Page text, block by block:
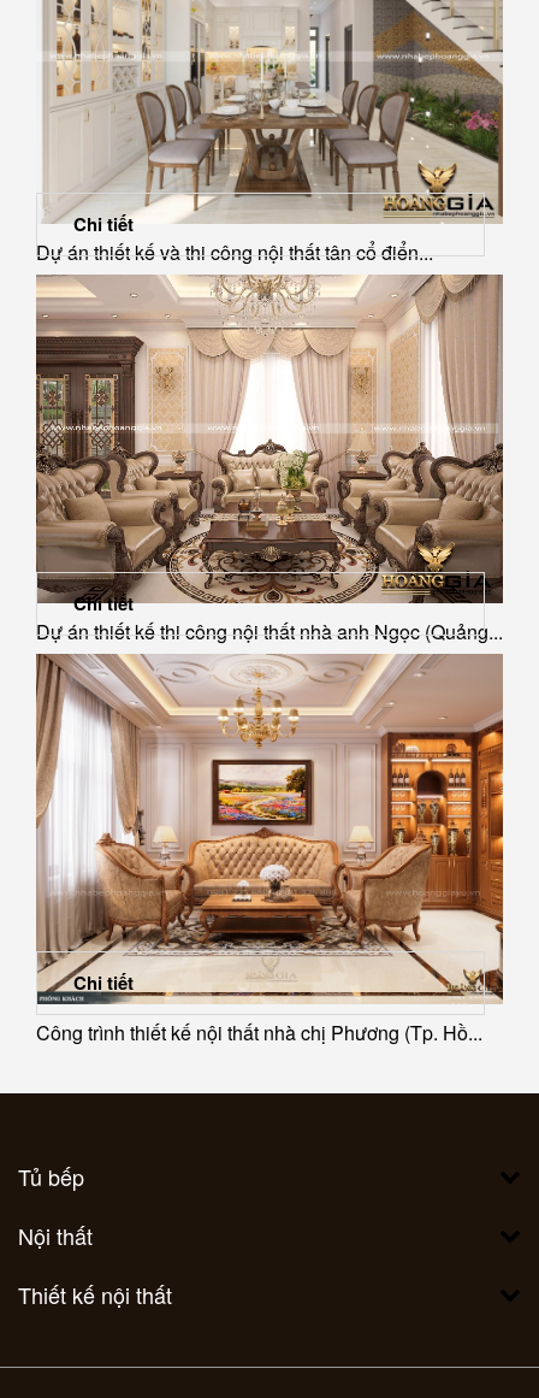
Dự án thiết kế và thi công nội thất tân cổ điển...
Chi tiết
Dự án thiết kế thi công nội thất nhà anh Ngọc (Quảng...
Chi tiết
Công trình thiết kế nội thất nhà chị Phương (Tp. Hồ...
Chi tiết
Tủ bếp
Nội thất
Thiết kế nội thất